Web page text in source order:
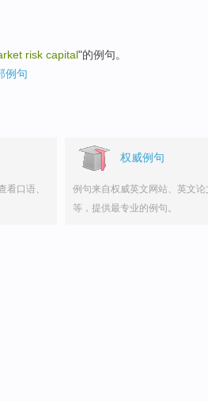
risk capital"的例句。
例句
看口语、
权威例句
例句来自权威英文网站、英文论
等，提供最专业的例句。